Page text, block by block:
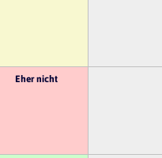
Eher nicht